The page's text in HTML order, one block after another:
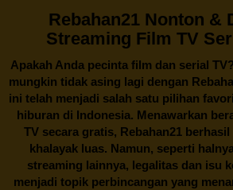
Rebahan21 Nonton &
Streaming Film TV
Apakah Anda pecinta film dan serial
mungkin tidak asing lagi dengan
ini telah menjadi salah satu pilihan
hiburan di Indonesia. Menawarkan
TV secara gratis, Rebahan21berhasil
khalayak luas. Namun, seperti
streaming lainnya, legalitas dan isu
menjadi topik perbincangan yang